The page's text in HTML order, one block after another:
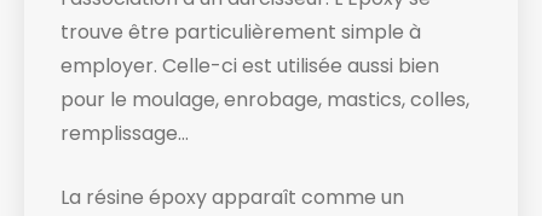
trouve être particulièrement simple à
employer. Celle-ci est utilisée aussi bien
pour le moulage, enrobage, mastics, colles,
remplissage…
La résine époxy apparaît comme un